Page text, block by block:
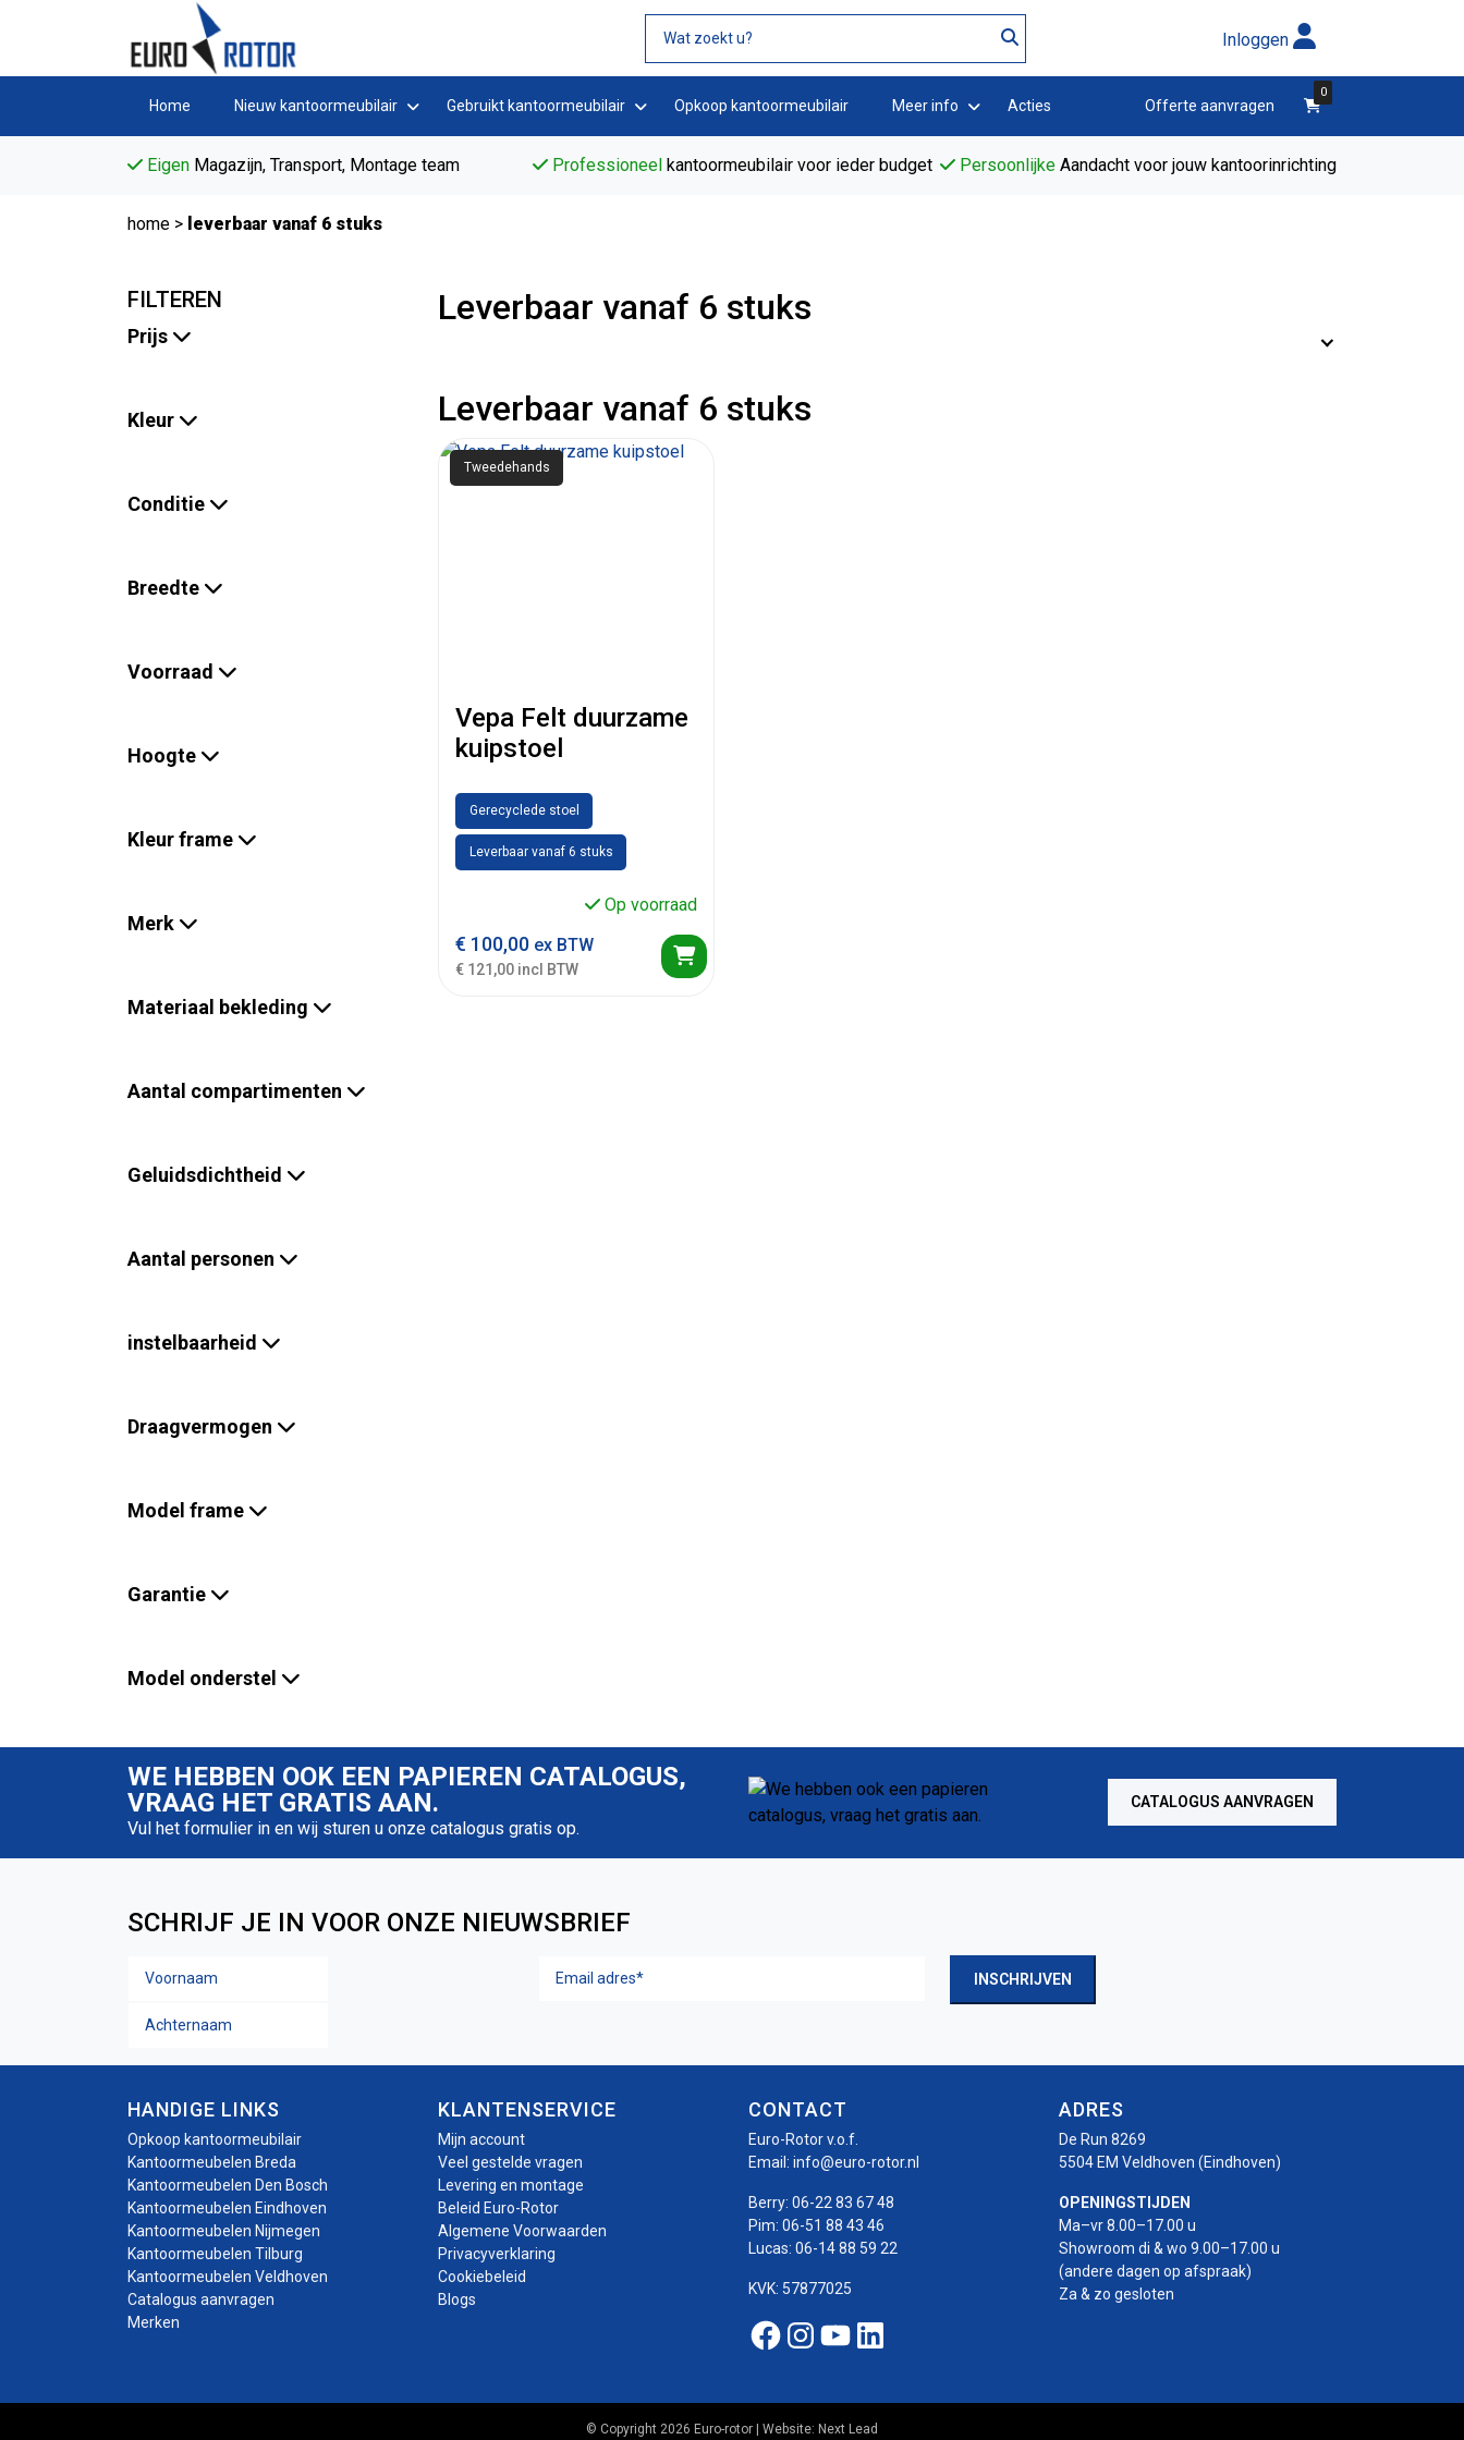
Inloggen
Home Nieuw kantoormeubilair Gebruikt kantoormeubilair Opkoop kantoormeubilair Meer info Acties winkelwagen
0
Offerte aanvragen
Eigen Magazijn, Transport, Montage team Professioneelkantoormeubilair voor ieder budget Persoonlijke Aandacht voor jouw kantoorinrichting
home > leverbaar vanaf 6 stuks
FILTEREN
Prijs
Kleur
Conditie
Breedte
Voorraad
Hoogte
Kleur frame
Merk
Materiaal bekleding
Aantal compartimenten
Geluidsdichtheid
Aantal personen
instelbaarheid
Draagvermogen
Model frame
Garantie
Model onderstel
Leverbaar vanaf 6 stuks
Leverbaar vanaf 6 stuks
Tweedehands
Vepa Felt duurzame
kuipstoel
Gerecyclede stoel
Leverbaar vanaf 6 stuks
Op voorraad
€ 100,00 ex BTW
€ 121,00 incl BTW
WE HEBBEN OOK EEN PAPIEREN CATALOGUS,
VRAAG HET GRATIS AAN.
Vul het formulier in en wij sturen u onze catalogus gratis op.
CATALOGUS AANVRAGEN
SCHRIJF JE IN VOOR ONZE NIEUWSBRIEF
Naam
INSCHRIJVEN
HANDIGE LINKS
Opkoop kantoormeubilair
Kantoormeubelen Breda
Kantoormeubelen Den Bosch
Kantoormeubelen Eindhoven
Kantoormeubelen Nijmegen
Kantoormeubelen Tilburg
Kantoormeubelen Veldhoven
Catalogus aanvragen
Merken
KLANTENSERVICE
Mijn account
Veel gestelde vragen
Levering en montage
Beleid Euro-Rotor
Algemene Voorwaarden
Privacyverklaring
Cookiebeleid
Blogs
CONTACT
Euro-Rotor v.o.f.
Email: info@euro-rotor.nl
Berry: 06-22 83 67 48
Pim: 06-51 88 43 46
Lucas: 06-14 88 59 22
KVK: 57877025
Facebook Euro-rotor
Instagram Euro-rotor
Youtube Euro-rotor
Linkedin Euro-rotor
ADRES
De Run 8269
5504 EM Veldhoven (Eindhoven)
OPENINGSTIJDEN
Ma–vr 8.00–17.00 u
Showroom di & wo 9.00–17.00 u
(andere dagen op afspraak)
Za & zo gesloten
© Copyright 2026 Euro-rotor | Website: Next Lead